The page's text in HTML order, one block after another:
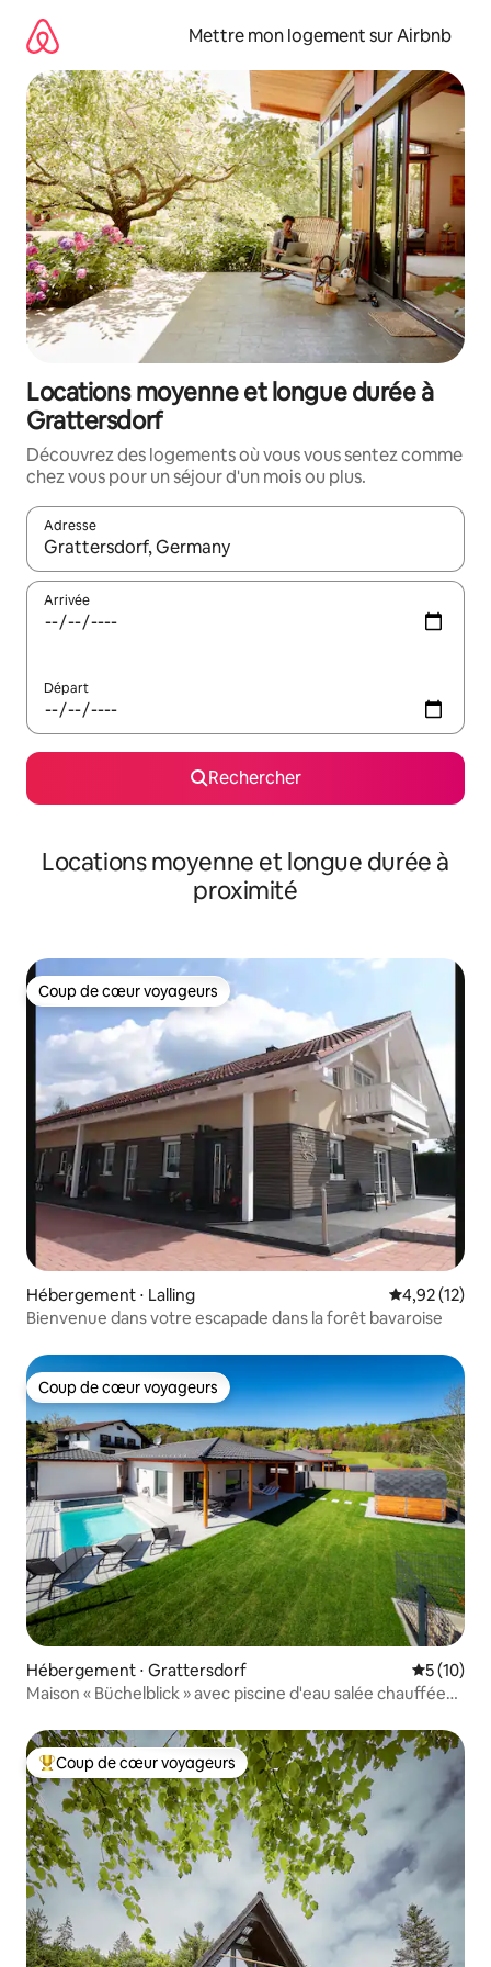
directement
contenu
Mettre mon logement sur Airbnb
Locations moyenne et longue durée à
Grattersdorf
Découvrez des logements où vous vous sentez comme
chez vous pour un séjour d'un mois ou plus.
Adresse
Lorsque les résultats s'affichent, utilisez les flèches vers le
Arrivée
Départ
Rechercher
Locations moyenne et longue durée à
proximité
Coup de cœur voyageurs
Coup de cœur voyageurs
Hébergement ⋅ Lalling Évaluation
4,92 (12)
Bienvenue dans votre escapade dans la forêt bavaroise
Coup de cœur voyageurs
Coup de cœur voyageurs
Hébergement ⋅ Grattersdorf
5 (10)
Maison « Büchelblick » avec piscine d'eau salée chauffée
Coups de cœur voyageurs les plus appréciés
Coup de cœur voyageurs